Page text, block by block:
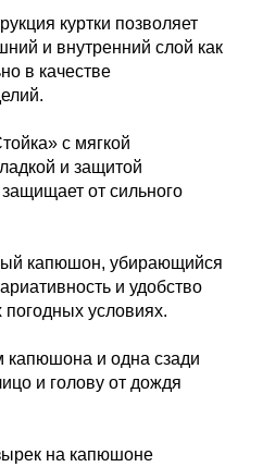
куртки позволяет
и внутренний слой как
в качестве
с мягкой
и защитой
от сильного
капюшон, убирающийся
и удобство
условиях.
капюшона и одна сзади
и голову от дождя
на капюшоне